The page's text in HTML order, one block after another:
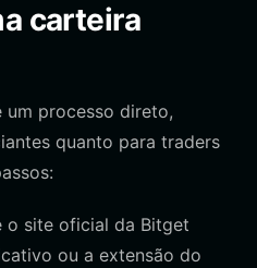
carteira
um processo direto,
quanto para traders
o site oficial da Bitget
ou a extensão do